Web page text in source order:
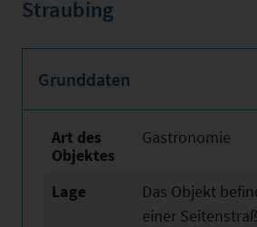
Straubing
Grunddaten
Art des
Objektes
Gastronomie
Lage
Das Objekt
einer